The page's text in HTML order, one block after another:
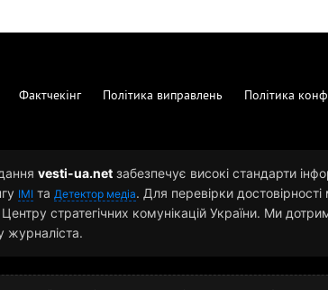
Фактчекінг Політика виправлень Політика
vesti-ua.net забезпечує високі стандарти
ІМІ та Детектор медіа. Для перевірки
Центру стратегічних комунікацій України. Ми
журналіста.